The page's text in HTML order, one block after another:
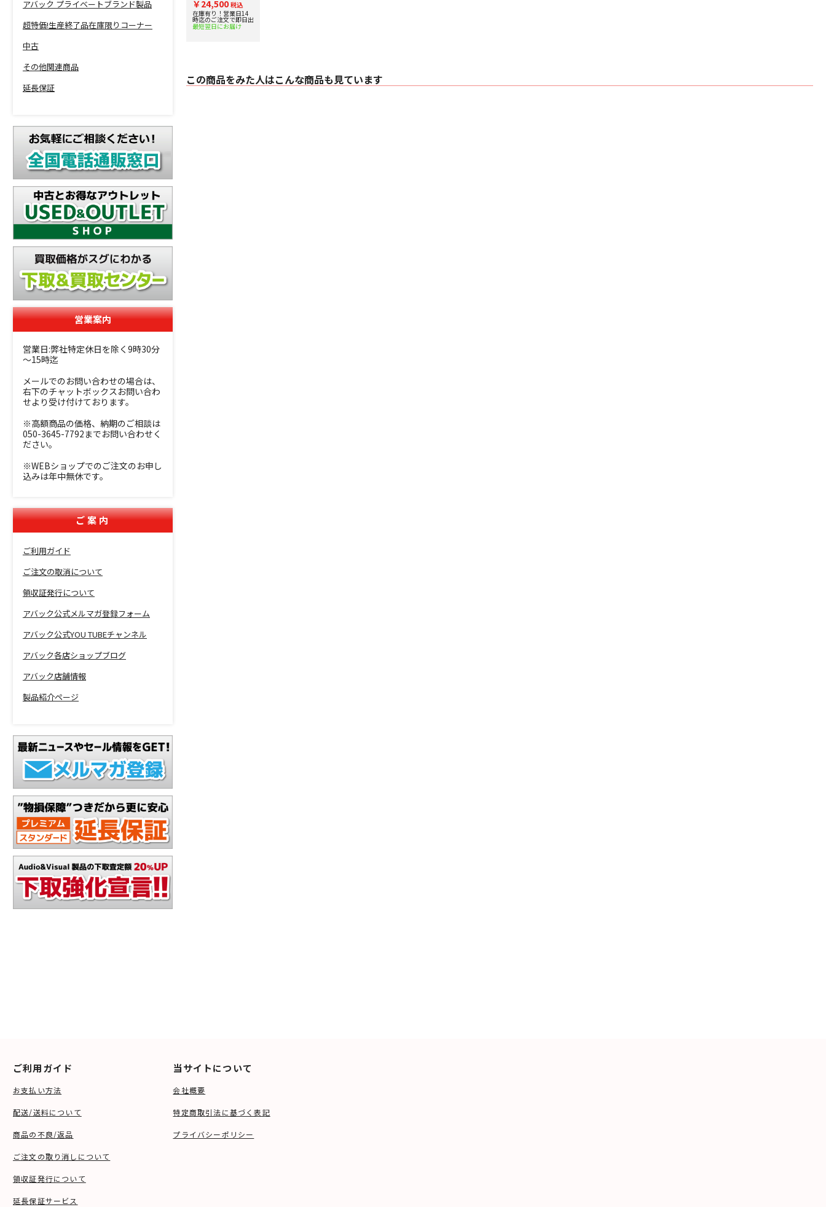
アバック プライベートブランド製品
超特価!生産終了品在庫限りコーナー
中古
その他関連商品
延長保証
営業案内
営業日:弊社特定休日を除く9時30分
～15時迄
メールでのお問い合わせの場合は、
右下のチャットボックスお問い合わ
せより受け付けております。
※高額商品の価格、納期のご相談は
050-3645-7792までお問い合わせく
ださい。
※WEBショップでのご注文のお申し
込みは年中無休です。
ご案内
ご利用ガイド
ご注文の取消について
領収証発行について
アバック公式メルマガ登録フォーム
アバック公式YOU TUBEチャンネル
アバック各店ショップブログ
アバック店舗情報
製品紹介ページ
￥24,500 税込
在庫有り！営業日14
時迄のご注文で即日出
最短翌日にお届け
この商品をみた人はこんな商品も見ています
ご利用ガイド
お支払い方法
配送/送料について
商品の不良/返品
ご注文の取り消しについて
領収証発行について
延長保証サービス
当サイトについて
会社概要
特定商取引法に基づく表記
プライバシーポリシー